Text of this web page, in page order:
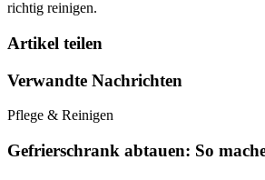
richtig reinigen.
Artikel teilen
Verwandte Nachrichten
Pflege & Reinigen
Gefrierschrank abtauen: So